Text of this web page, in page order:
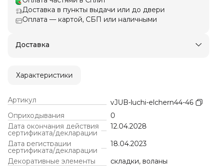
Доставка в пункты выдачи или до двери
Оплата — картой, СБП или наличными
Доставка
Характеристики
Артикул
vJUB-luchi-elchern44-46
Оприходывания
0
Дата окончания действия
сертификата/декларации
12.04.2028
Дата регистрации
сертификата/декларации
18.04.2023
Декоративные элементы
складки, воланы